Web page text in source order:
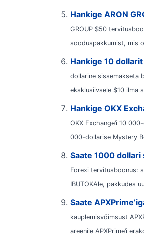
Hankige ARON
GROUP $50
sooduspakkumist, mis
Hankige 10 dollarit
dollarine sissemakseta
eksklusiivsele $10 ilma
Hankige OKX
OKX Exchange’i 10
000-dollarise Mystery
Saate 1000
Forexi tervitusboonus:
IBUTOKAle, pakkudes
Saate
kauplemisvõimsust
areenile APXPrime’i